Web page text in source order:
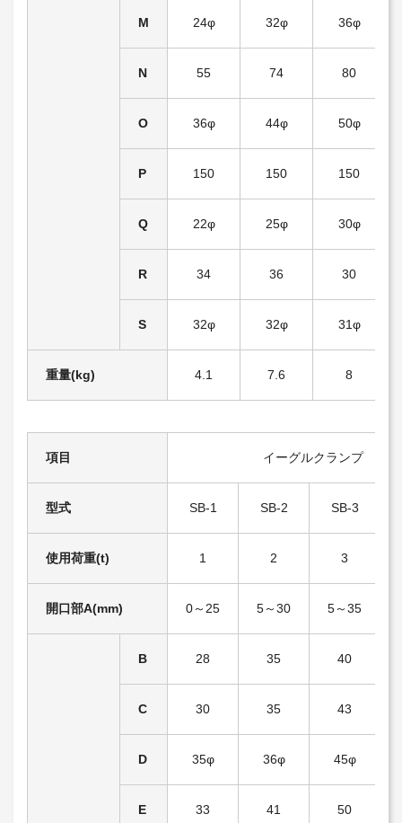
M 24φ 32φ 36φ
N 55 74 80
O 36φ 44φ 50φ
P 150 150 150
Q 22φ 25φ 30φ
R 34 36 30
S 32φ 32φ 31φ
重量(kg) 4.1 7.6 8
項目 イーグルクランプ
型式 SB-1 SB-2 SB-3
使用荷重(t) 1 2 3
開口部A(mm) 0～25 5～30 5～35
B 28 35 40
C 30 35 43
D 35φ 36φ 45φ
E 33 41 50